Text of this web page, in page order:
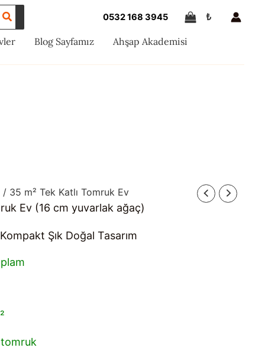
0532 168 3945 ₺
Blog Sayfamız
Ahşap Akademisi
/ 35 m² Tek Katlı Tomruk Ev
Ev (16 cm yuvarlak ağaç)
Şık Doğal Tasarım